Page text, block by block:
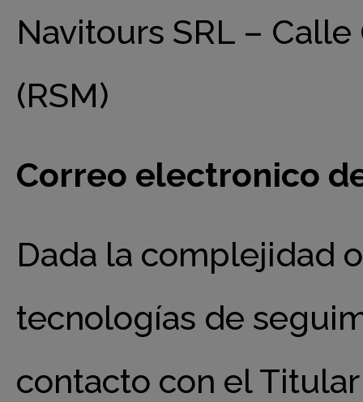
Navitours SRL – Calle
(RSM)
Correo electronico
Dada la complejidad
tecnologías de
contacto con el